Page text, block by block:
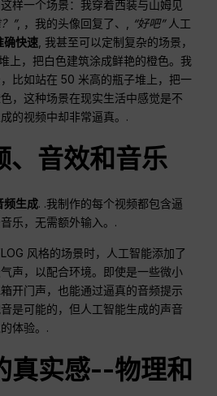
样一个场景：我穿着西装与山姆见
”, ，我的头像回复了、, “好吧”人工
确快速 , 我甚至可以定制复杂的场景，
上，把白色建筑涂成鲜艳的橙色。我
比如站在 50 米高的瓶子堆上，把一
，这种场景在现实生活中感觉是不
的视频中却非常逼真。.
、音效和音乐
频生成. .我制作的每个视频都包含逼
乐，无需额外输入。.
风格的场景时，人工智能添加了
声，以配合环境。即使是一些微小
开门声，也能通过逼真的音频提示
是可能的，但人工智能生成的声音
体验。.
真实感--物理和